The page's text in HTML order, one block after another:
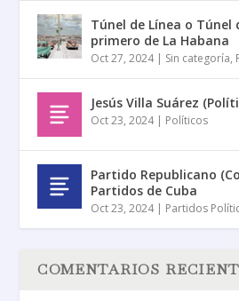
Túnel de Línea o Túnel
primero de La Habana
Oct 27, 2024| Sin categoría,
Jesús Villa Suárez
Oct 23, 2024| Políticos
Partido Republicano
Partidos de Cuba
Oct 23, 2024| Partidos
COMENTARIOS